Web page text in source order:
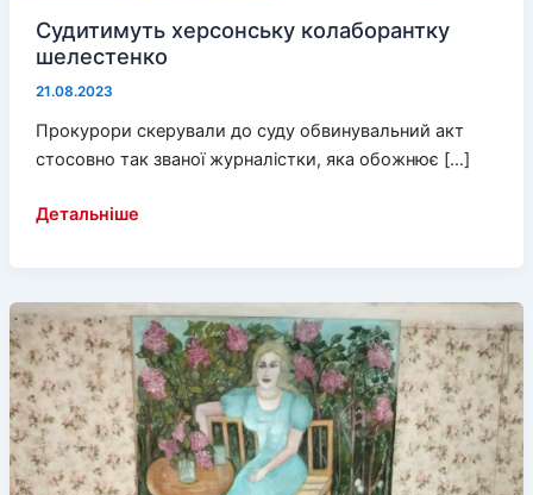
Судитимуть херсонську колаборантку
шелестенко
21.08.2023
Прокурори скерували до суду обвинувальний акт
стосовно так званої журналістки, яка обожнює […]
Судитимуть
шелестенко
Детальніше